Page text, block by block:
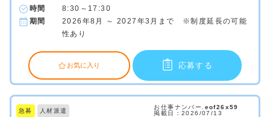
時間
8:30～17:30
期間
2026年8月 ～ 2027年3月まで ※制度延長の可能
性あり
お気に入り 応募する
急募 人材派遣
お仕事ナンバー. eof26x59
掲載日：2026/07/13